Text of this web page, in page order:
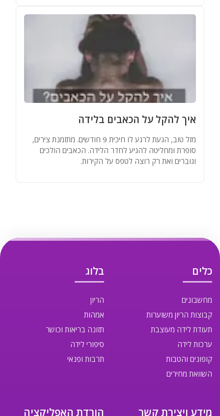
איך להקל על הכאבים בלידה
מזל טוב, הגעת לרגע לו חיכית 9 חודשים. מתזמנת צירים,
סופרת ומחליטה להגיע לחדר הלידה. הכאבים הולכים
וגוברים ואת רק רוצה לטפס על הקירות.
כלים
מחשבונים
קבוצות הריון משוערות
תעודת לידה מעוצבת
ערכות לידה
קופונים והטבות
השוואת מחירים
בלוג
הריון
אמהות
תזונה בריאות וכושר
סיפורי לידה
תרבות ופנאי
מידע ויצירת קשר הורדת האפליקציה